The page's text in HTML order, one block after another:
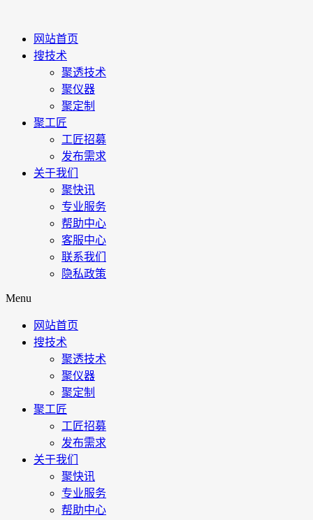
网站首页
搜技术
聚透技术
聚仪器
聚定制
聚工匠
工匠招募
发布需求
关于我们
聚快讯
专业服务
帮助中心
客服中心
联系我们
隐私政策
Menu
网站首页
搜技术
聚透技术
聚仪器
聚定制
聚工匠
工匠招募
发布需求
关于我们
聚快讯
专业服务
帮助中心